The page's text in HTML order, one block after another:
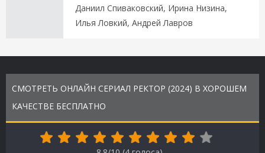
Даниил Спиваковский, Ирина Низина,
Илья Ловкий, Андрей Лавров
СМОТРЕТЬ ОНЛАЙН СЕРИАЛ РЕКТОР (2024) В ХОРОШЕМ
КАЧЕСТВЕ БЕСПЛАТНО